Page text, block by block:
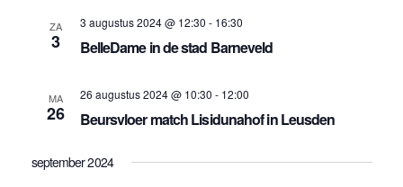
ZA
3
3 augustus 2024 @ 12:30 - 16:30
BelleDame in de stad Barneveld
MA
26
26 augustus 2024 @ 10:30 - 12:00
Beursvloer match Lisidunahof in Leusden
september 2024